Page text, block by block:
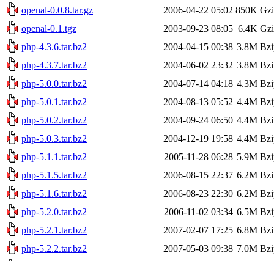
openal-0.0.8.tar.gz
2006-04-22 05:02 850K
openal-0.1.tgz
2003-09-23 08:05 6.4K
php-4.3.6.tar.bz2
2004-04-15 00:38 3.8M
php-4.3.7.tar.bz2
2004-06-02 23:32 3.8M
php-5.0.0.tar.bz2
2004-07-14 04:18 4.3M
php-5.0.1.tar.bz2
2004-08-13 05:52 4.4M
php-5.0.2.tar.bz2
2004-09-24 06:50 4.4M
php-5.0.3.tar.bz2
2004-12-19 19:58 4.4M
php-5.1.1.tar.bz2
2005-11-28 06:28 5.9M
php-5.1.5.tar.bz2
2006-08-15 22:37 6.2M
php-5.1.6.tar.bz2
2006-08-23 22:30 6.2M
php-5.2.0.tar.bz2
2006-11-02 03:34 6.5M
php-5.2.1.tar.bz2
2007-02-07 17:25 6.8M
php-5.2.2.tar.bz2
2007-05-03 09:38 7.0M